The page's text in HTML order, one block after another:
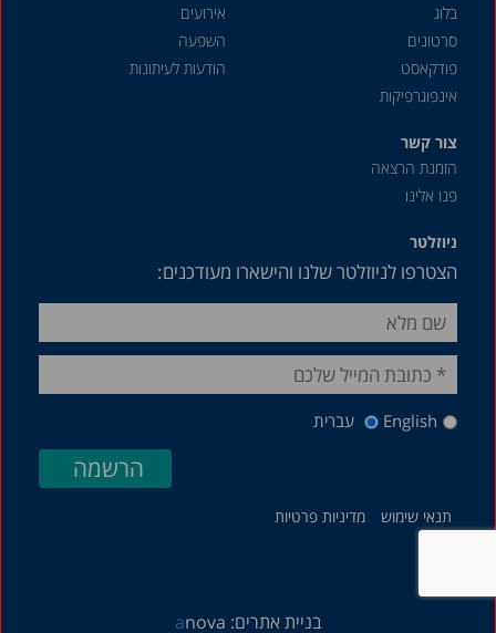
בלוג
סרטונים
פודקאסט
אינפוגרפיקות
אירועים
השפעה
הודעות לעיתונות
צור קשר
הזמנת הרצאה
פנו אלינו
ניוזלטר
הצטרפו לניוזלטר שלנו והישארו מעודכנים:
English עברית
תנאי שימוש מדיניות פרטיות
בניית אתרים: anova